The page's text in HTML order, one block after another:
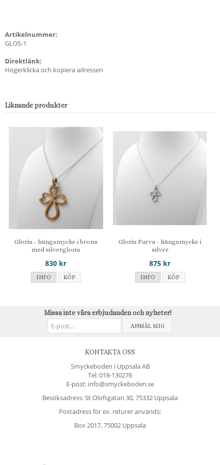
Artikelnummer:
GLOS-1
Direktlänk:
Högerklicka och kopiera adressen
Liknande produkter
Gloria - hängsmycke i brons
med silvergloria
830 kr
INFO KÖP
Gloria Parva - hängsmycke i
silver
875 kr
INFO KÖP
Missa inte våra erbjudanden och nyheter!
ANMÄL MIG
KONTAKTA OSS
Smyckeboden i Uppsala AB
Tel:018-130276
E-post: info@smyckeboden.se
Besöksadress: St Olofsgatan 30, 75332 Uppsala
Postadress för ev. returer används:
Box 2017, 75002 Uppsala